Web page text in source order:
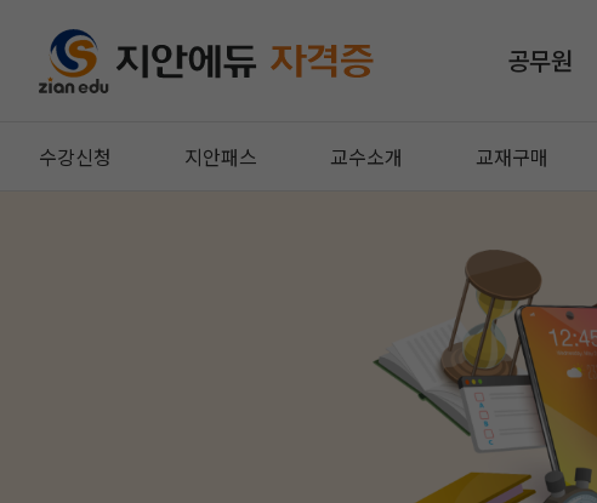
공무원
수강신청 지안패스 교수소개 교재구매